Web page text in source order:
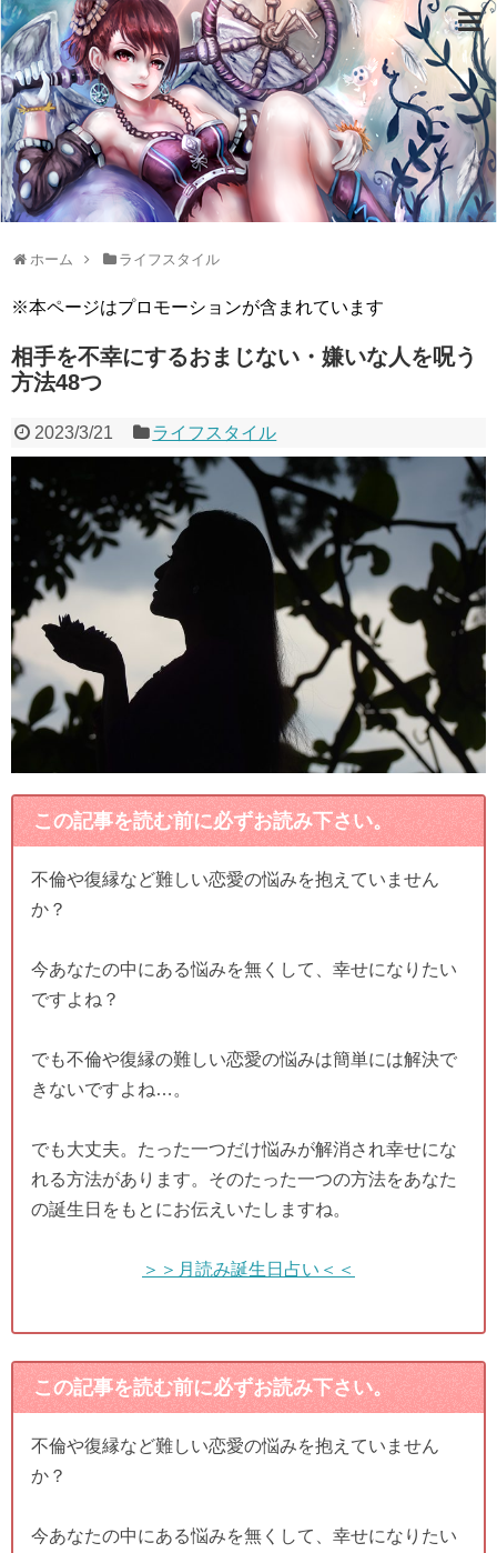
ホーム ライフスタイル
※本ページはプロモーションが含まれています
相手を不幸にするおまじない・嫌いな人を呪う
方法48つ
2023/3/21 ライフスタイル
この記事を読む前に必ずお読み下さい。
不倫や復縁など難しい恋愛の悩みを抱えていません
か？
今あなたの中にある悩みを無くして、幸せになりたい
ですよね？
でも不倫や復縁の難しい恋愛の悩みは簡単には解決で
きないですよね…。
でも大丈夫。たった一つだけ悩みが解消され幸せにな
れる方法があります。そのたった一つの方法をあなた
の誕生日をもとにお伝えいたしますね。
＞＞月読み誕生日占い＜＜
この記事を読む前に必ずお読み下さい。
不倫や復縁など難しい恋愛の悩みを抱えていません
か？
今あなたの中にある悩みを無くして、幸せになりたい